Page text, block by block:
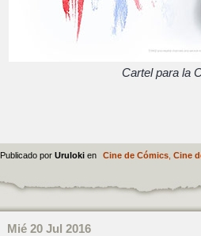
Cartel para la
Publicado por Uruloki en Cine de Cómics, Cine
Mié 20 Jul 2016